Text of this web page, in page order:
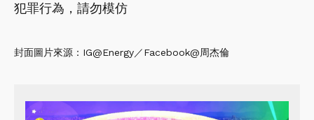
犯罪行為，請勿模仿
封面圖片來源：IG@Energy／Facebook@周杰倫